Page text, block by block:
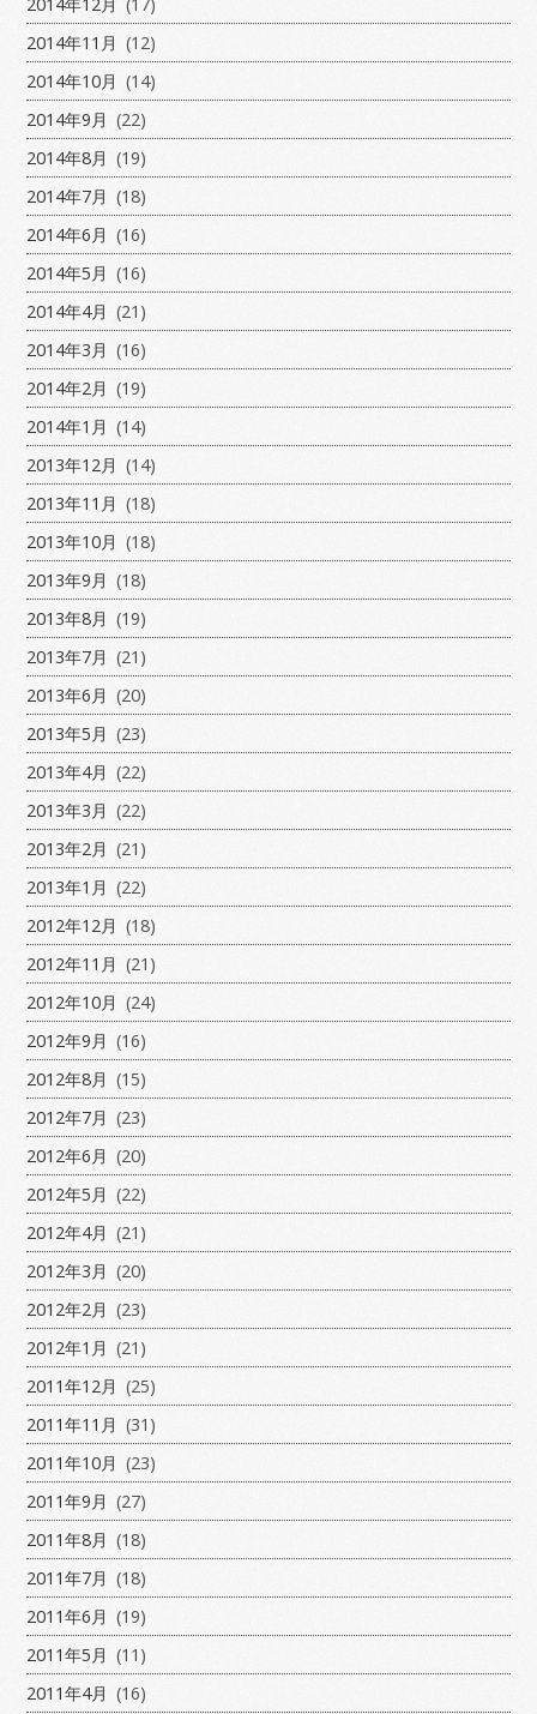
2014年11月 (12)
2014年10月 (14)
2014年9月 (22)
2014年8月 (19)
2014年7月 (18)
2014年6月 (16)
2014年5月 (16)
2014年4月 (21)
2014年3月 (16)
2014年2月 (19)
2014年1月 (14)
2013年12月 (14)
2013年11月 (18)
2013年10月 (18)
2013年9月 (18)
2013年8月 (19)
2013年7月 (21)
2013年6月 (20)
2013年5月 (23)
2013年4月 (22)
2013年3月 (22)
2013年2月 (21)
2013年1月 (22)
2012年12月 (18)
2012年11月 (21)
2012年10月 (24)
2012年9月 (16)
2012年8月 (15)
2012年7月 (23)
2012年6月 (20)
2012年5月 (22)
2012年4月 (21)
2012年3月 (20)
2012年2月 (23)
2012年1月 (21)
2011年12月 (25)
2011年11月 (31)
2011年10月 (23)
2011年9月 (27)
2011年8月 (18)
2011年7月 (18)
2011年6月 (19)
2011年5月 (11)
2011年4月 (16)